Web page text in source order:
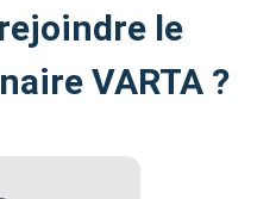
le
VARTA ?